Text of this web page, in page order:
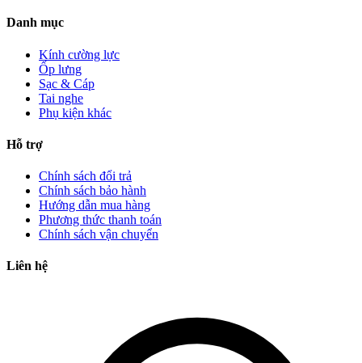
Danh mục
Kính cường lực
Ốp lưng
Sạc & Cáp
Tai nghe
Phụ kiện khác
Hỗ trợ
Chính sách đổi trả
Chính sách bảo hành
Hướng dẫn mua hàng
Phương thức thanh toán
Chính sách vận chuyển
Liên hệ